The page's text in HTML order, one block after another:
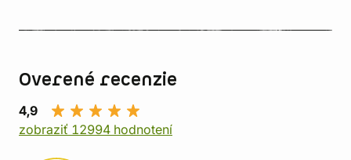
Overené recenzie
4,9
zobraziť 12994 hodnotení